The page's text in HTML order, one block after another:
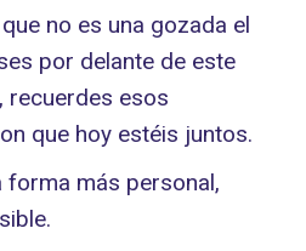
no es una gozada el
por delante de este
recuerdes esos
que hoy estéis juntos.
más personal,